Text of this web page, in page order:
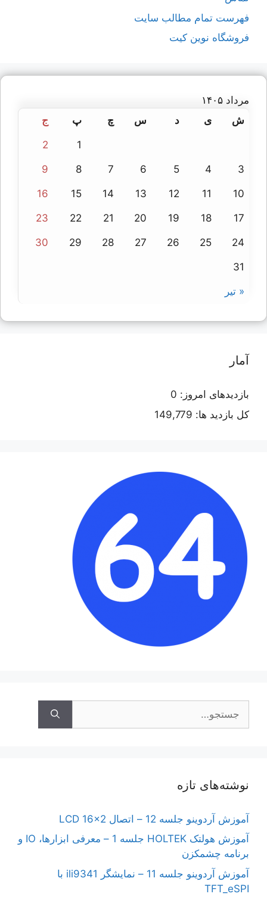
فهرست تمام مطالب سایت
فروشگاه نوین کیت
مرداد ۱۴۰۵
ش
ی د س چ پ ج
« تیر
1
2
3
4
5
6
7
8
9
10
11
12
13
14
15
16
17
18
19
20
21
22
23
24
25
26
27
28
29
30
31
آمار
بازدیدهای امروز: 0
کل بازدید ها: 149,779
نوشته‌های تازه
آموزش آردوینو جلسه 12 – اتصال LCD 16×2
آموزش هولتک HOLTEK جلسه 1 – معرفی ابزارها، IO و
برنامه چشمکزن
آموزش آردوینو جلسه 11 – نمایشگر ili9341 با
TFT_eSPI